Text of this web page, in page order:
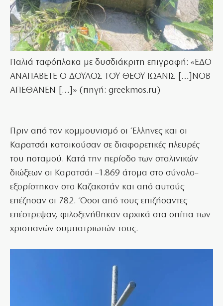
Παλιά ταφόπλακα με δυσδιάκριτη επιγραφή: «ΕΔΟ
ΑΝΑΠΑΒΕΤΕ Ο ΔΟΥΛΟΣ ΤΟΥ ΘΕΟΥ ΙΩΑΝΙΣ […]ΝΟΒ
ΑΠΕΘΑΝΕΝ […]» (πηγή: greekmos.ru)
Πριν από τον κομμουνισμό οι Έλληνες και οι
Καρατσάι κατοικούσαν σε διαφορετικές πλευρές
του ποταμού. Κατά την περίοδο των σταλινικών
διώξεων οι Καρατσάι –1.869 άτομα στο σύνολο–
εξορίστηκαν στο Καζακστάν και από αυτούς
επέζησαν οι 782. Όσοι από τους επιζήσαντες
επέστρεψαν, φιλοξενήθηκαν αρχικά στα σπίτια των
χριστιανών συμπατριωτών τους.